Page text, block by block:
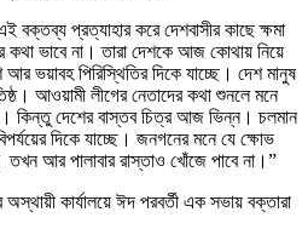
বক্তব্য প্রত্যাহার করে দেশবাসীর কাছে ক্ষমা
ভাবে না। তারা দেশকে আজ কোথায় নিয়ে
ভয়াবহ পিরিস্থিতির দিকে যাচ্ছে। দেশ মানুষ
আওয়ামী লীগের নেতাদের কথা শুনলে মনে
কিন্তু দেশের বাস্তব চিত্র আজ ভিন্ন। চলমান
দিকে যাচ্ছে। জনগনের মনে যে ক্ষোভ
তখন আর পালাবার রাস্তাও খোঁজে পাবে না।”
অস্থায়ী কার্যালয়ে ঈদ পরবর্তী এক সভায় বক্তারা